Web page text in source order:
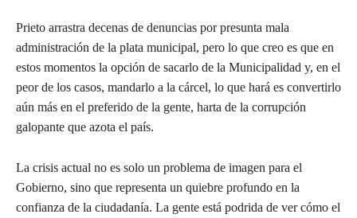
Prieto arrastra decenas de denuncias por presunta mala
administración de la plata municipal, pero lo que creo es que en
estos momentos la opción de sacarlo de la Municipalidad y, en el
peor de los casos, mandarlo a la cárcel, lo que hará es convertirlo
aún más en el preferido de la gente, harta de la corrupción
galopante que azota el país.
La crisis actual no es solo un problema de imagen para el
Gobierno, sino que representa un quiebre profundo en la
confianza de la ciudadanía. La gente está podrida de ver cómo el